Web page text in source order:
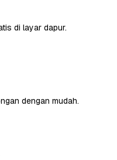
di layar dapur.
dengan mudah.